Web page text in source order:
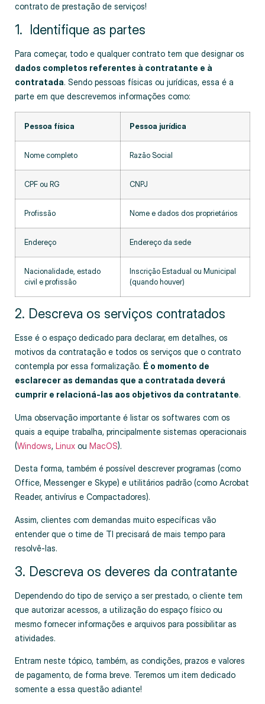
contrato de prestação de serviços!
1. Identifique as partes
Para começar, todo e qualquer contrato tem que designar os
dados completos referentes à contratante e à
contratada. Sendo pessoas físicas ou jurídicas, essa é a
parte em que descrevemos informações como:
Pessoa física Pessoa jurídica
Nome completo Razão Social
CPF ou RG CNPJ
Profissão Nome e dados dos proprietários
Endereço Endereço da sede
Nacionalidade, estado
civil e profissão
Inscrição Estadual ou Municipal
(quando houver)
2. Descreva os serviços contratados
Esse é o espaço dedicado para declarar, em detalhes, os
motivos da contratação e todos os serviços que o contrato
contempla por essa formalização. É o momento de
esclarecer as demandas que a contratada deverá
cumprir e relacioná-las aos objetivos da contratante.
Uma observação importante é listar os softwares com os
quais a equipe trabalha, principalmente sistemas operacionais
(Windows, Linux ou MacOS).
Desta forma, também é possível descrever programas (como
Office, Messenger e Skype) e utilitários padrão (como Acrobat
Reader, antivírus e Compactadores).
Assim, clientes com demandas muito específicas vão
entender que o time de TI precisará de mais tempo para
resolvê-las.
3. Descreva os deveres da contratante
Dependendo do tipo de serviço a ser prestado, o cliente tem
que autorizar acessos, a utilização do espaço físico ou
mesmo fornecer informações e arquivos para possibilitar as
atividades.
Entram neste tópico, também, as condições, prazos e valores
de pagamento, de forma breve. Teremos um item dedicado
somente a essa questão adiante!